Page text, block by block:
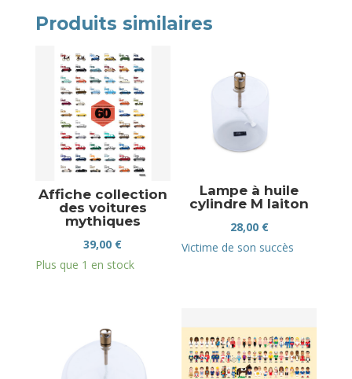
Produits similaires
Affiche collection
des voitures
mythiques
39,00 €
Plus que 1 en stock
Lampe à huile
cylindre M laiton
28,00 €
Victime de son succès